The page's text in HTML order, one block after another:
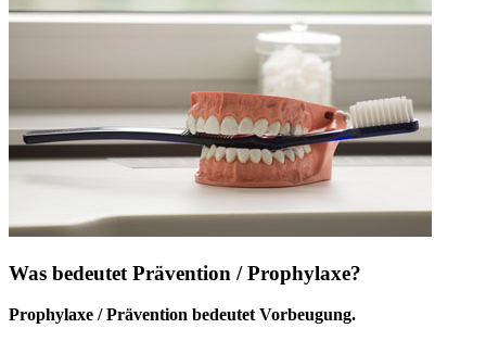
Was bedeutet Prävention / Prophylaxe?
Prophylaxe / Prävention bedeutet Vorbeugung.